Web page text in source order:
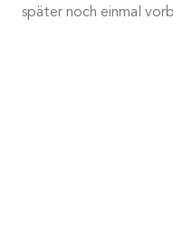
später noch einmal